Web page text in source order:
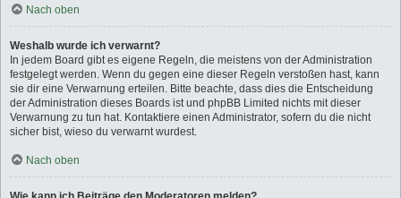
Nach oben
Weshalb wurde ich verwarnt?
In jedem Board gibt es eigene Regeln, die meistens von der Administration
festgelegt werden. Wenn du gegen eine dieser Regeln verstoßen hast, kann
sie dir eine Verwarnung erteilen. Bitte beachte, dass dies die Entscheidung
der Administration dieses Boards ist und phpBB Limited nichts mit dieser
Verwarnung zu tun hat. Kontaktiere einen Administrator, sofern du die nicht
sicher bist, wieso du verwarnt wurdest.
Nach oben